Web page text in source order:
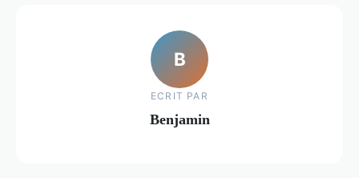
B
ECRIT PAR
Benjamin